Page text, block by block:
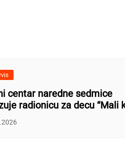
centar naredne sedmice
radionicu za decu “Mali